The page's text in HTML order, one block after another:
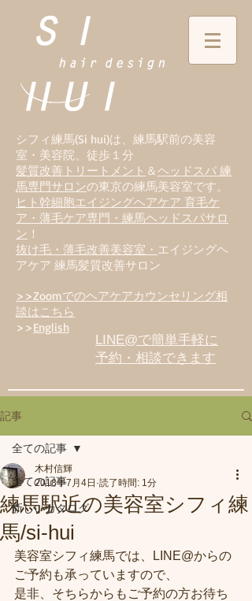
シフィ練馬(Si hui)は、 練馬駅前の美容
室・美容院、徒歩１分
髪質改善トリートメント ＆ヘッドスパ 練
馬専門サロンの東京の練馬美容室です。
ヒト幹細胞エイジングヘアケア 育毛ケ
ア・薄毛ケア専門・練馬ヘッドスパサロ
ン ！
抜け毛・薄毛改善美容室・ エイジングヘ
アケア 練馬髪質改善サロン
>>Zoomでのヘアケアカウンセリング相
談はこちら
>>English
LINE@で簡単手軽に
予約・相談できます
記事
全ての記事
新しいカタログ
全ての記事
練馬駅近の美容室シフィ練
馬/si-hui
木村信輝
2018年7月4日 読了時間: 1分
美容室シフィ練馬では、LINE@からの
ご予約も承っていますので、
是非、そちらからもご予約の方お待ち